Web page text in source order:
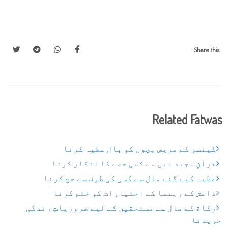
Share this:
Related Fatwas
کینسر کے مریض بچوں کو بال عطیہ کرنا
قرآنِ مجید میں سے کسی حصے کا انکار کرنا
عطیہ کیے گئے مال سے کسی کی طرف سے حج کرنا
داعش کے رہنما کے اختیارات کو ختم کرنا
زکاة کے مال سے مستحقین کے لیے ضروریاتِ زندگی
خریدنا